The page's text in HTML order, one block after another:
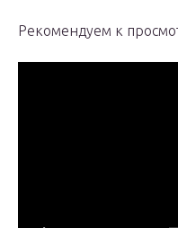
Рекомендуем к